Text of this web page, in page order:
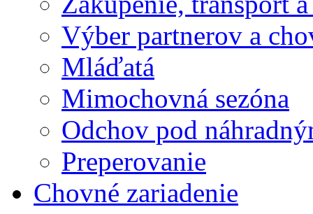
Výber partnerov a
Mláďatá
Mimochovná sezóna
Odchov pod
Preperovanie
Chovné zariadenie